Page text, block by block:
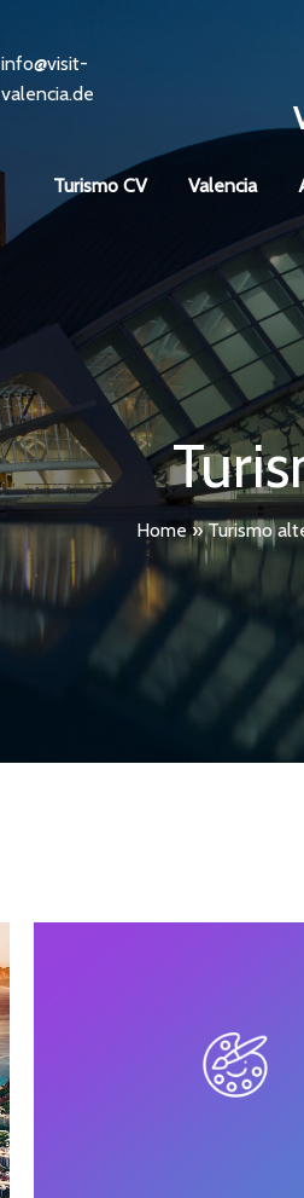
info@visit-
valencia.de
Turismo CV Valencia
Home»Turismo